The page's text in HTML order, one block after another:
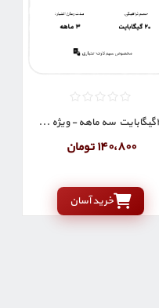
20گیگابایت سه ماهه - ویژه سیم کارت های اعتباری
140٬800 تومان
خرید آسان